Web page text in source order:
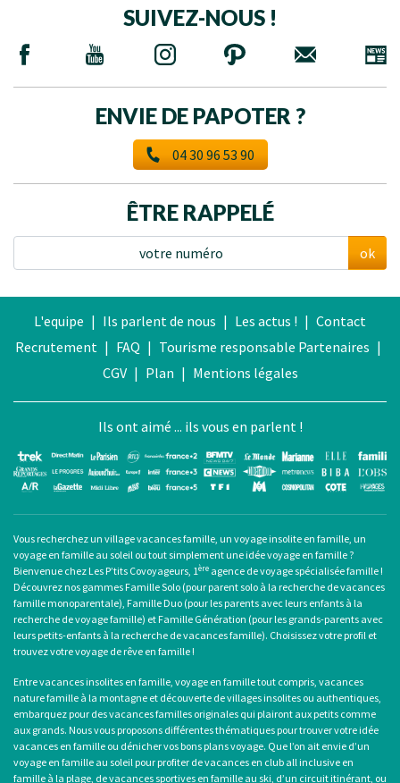
SUIVEZ-NOUS !
ENVIE DE PAPOTER ?
04 30 96 53 90
ÊTRE RAPPELÉ
ok
L'equipe | Ils parlent de nous | Les actus ! | Contact
Recrutement | FAQ | Tourisme responsable Partenaires |
CGV | Plan | Mentions légales
Ils ont aimé ... ils vous en parlent !
Vous recherchez un village vacances famille, un voyage insolite en famille, un
voyage en famille au soleil ou tout simplement une idée voyage en famille ?
Bienvenue chez Les P’tits Covoyageurs, 1ère agence de voyage spécialisée famille !
Découvrez nos gammes Famille Solo (pour parent solo à la recherche devacances
famille monoparentale), Famille Duo (pour les parents avec leurs enfants à la
recherche de voyage famille) et Famille Génération (pour les grands-parents avec
leurs petits-enfants à la recherche de vacances famille). Choisissez votre profil et
trouvez votre voyage de rêve en famille !
Entrevacances insolites en famille, voyage en famille tout compris, vacances
nature famille à la montagne et découverte de villages insolites ou authentiques,
embarquez pour desvacances familles originales qui plairont aux petits comme
aux grands. Nous vous proposons différentes thématiques pour trouver votre idée
vacances en famille ou dénicher vos bons plans voyage. Que l’on ait envie d’un
voyage en famille au soleil pour profiter devacances en club all inclusive en
famille à la plage, devacances sportives en famille au ski, d’un circuit itinérant, ou